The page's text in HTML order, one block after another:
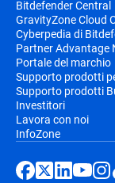
Bitdefender Central
GravityZone Cloud
Cyberpedia di
Partner Advantage
Portale del marchio
Supporto prodotti
Supporto prodotti
Investitori
Lavora con noi
InfoZone